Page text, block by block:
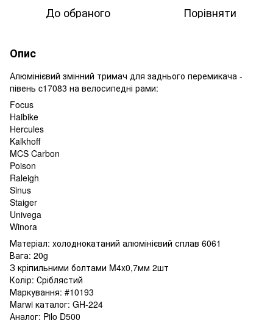
До обраного Порівняти
Опис
Алюмінієвий змінний тримач для заднього перемикача -
півень c17083 на велосипедні рами:
Focus
Haibike
Hercules
Kalkhoff
MCS Carbon
Poison
Raleigh
Sinus
Staiger
Univega
Winora
Матеріал: холоднокатаний алюмінієвий сплав 6061
Вага: 20g
З кріпильними болтами M4x0,7мм 2шт
Колір: Сріблястий
Маркування: #10193
Marwi каталог: GH-224
Аналог: Pilo D500